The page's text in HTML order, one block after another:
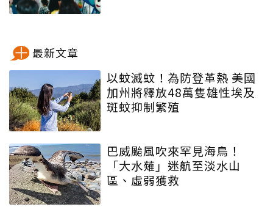
最新文章
以蚊滅蚊！為防登革熱 美國
加州將釋放48萬隻雄性埃及
斑蚊抑制繁殖
巴威颱風吹來罕見海鳥！
「大水薙」迷航至淡水山
區、虛弱獲救